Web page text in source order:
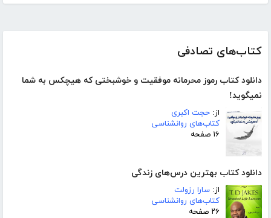
کتاب‌های تصادفی
دانلود کتاب رموز محرمانه موفقیت و خوشبختی که هیچکس به شما
نمیگوید!
از: حجت اکبری
کتاب‌های روانشناسی
۱۶ صفحه
دانلود کتاب بهترین درس‌های زندگی
از: سارا رزولت
کتاب‌های روانشناسی
۲۶ صفحه